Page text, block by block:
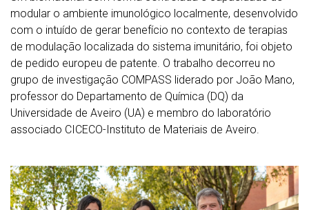
modular o ambiente imunológico localmente, desenvolvido
com o intuído de gerar benefício no contexto de terapias
de modulação localizada do sistema imunitário, foi objeto
de pedido europeu de patente. O trabalho decorreu no
grupo de investigação COMPASS liderado por João Mano,
professor do Departamento de Química (DQ) da
Universidade de Aveiro (UA) e membro do laboratório
associado CICECO-Instituto de Materiais de Aveiro.